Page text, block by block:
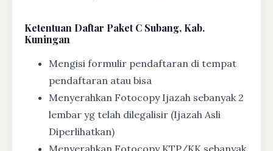
Ketentuan Daftar Paket C Subang, Kab.
Kuningan
Mengisi formulir pendaftaran di tempat
pendaftaran atau bisa
Menyerahkan Fotocopy Ijazah sebanyak 2
lembar yg telah dilegalisir (Ijazah Asli
Diperlihatkan)